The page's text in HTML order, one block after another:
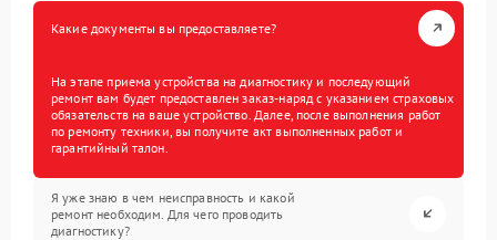
Какие документы вы предоставляете?
На этапе приема устройства на диагностику и последующий
ремонт вам будет предоставлен заказ-наряд с указанием страховых
обязательств на ваше устройство. Далее, после выполнения работ
по ремонту техники, вы получите акт выполненных работ и
гарантийный талон.
Я уже знаю в чем неисправность и какой
ремонт необходим. Для чего проводить
диагностику?